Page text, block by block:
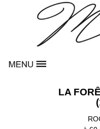
LA